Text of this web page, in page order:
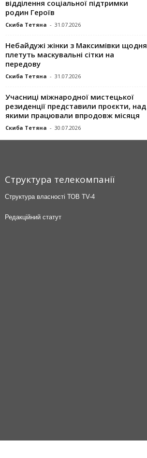
відділення соціальної підтримки
родин Героїв
Скиба Тетяна - 31.07.2026
Небайдужі жінки з Максимівки щодня
плетуть маскувальні сітки на
передову
Скиба Тетяна - 31.07.2026
Учасниці міжнародної мистецької
резиденції представили проєкти, над
якими працювали впродовж місяця
Скиба Тетяна - 30.07.2026
Структура телекомпанії
Структура власності ТОВ TV-4
Редакційний статут